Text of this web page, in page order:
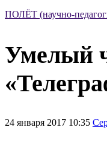
ПОЛЁТ (научно-
Умелый
24 января 2017 10:35